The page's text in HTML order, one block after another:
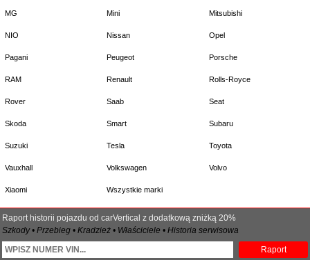
MG Mini Mitsubishi
NIO Nissan Opel
Pagani Peugeot Porsche
RAM Renault Rolls-Royce
Rover Saab Seat
Skoda Smart Subaru
Suzuki Tesla Toyota
Vauxhall Volkswagen Volvo
Xiaomi Wszystkie marki
Raport historii pojazdu od carVertical z dodatkową zniżką 20%
Szkody • Przebieg • Kradzież • Właściciele • Historia serwisowa
Raport